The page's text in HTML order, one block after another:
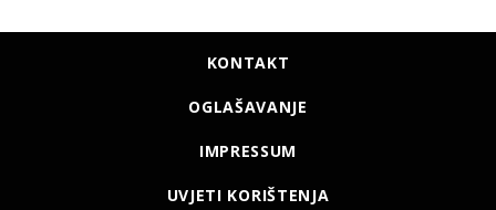
KONTAKT
OGLAŠAVANJE
IMPRESSUM
UVJETI KORIŠTENJA